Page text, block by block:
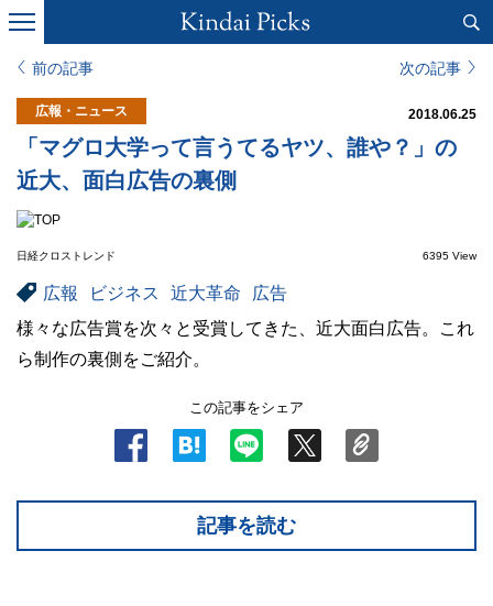
前の記事 次の記事
広報・ニュース 2018.06.25
「マグロ大学って言うてるヤツ、誰や？」の
近大、面白広告の裏側
日経クロストレンド 6395 View
広報 ビジネス 近大革命
広告
様々な広告賞を次々と受賞してきた、近大面白広告。これ
ら制作の裏側をご紹介。
この記事をシェア
記事を読む